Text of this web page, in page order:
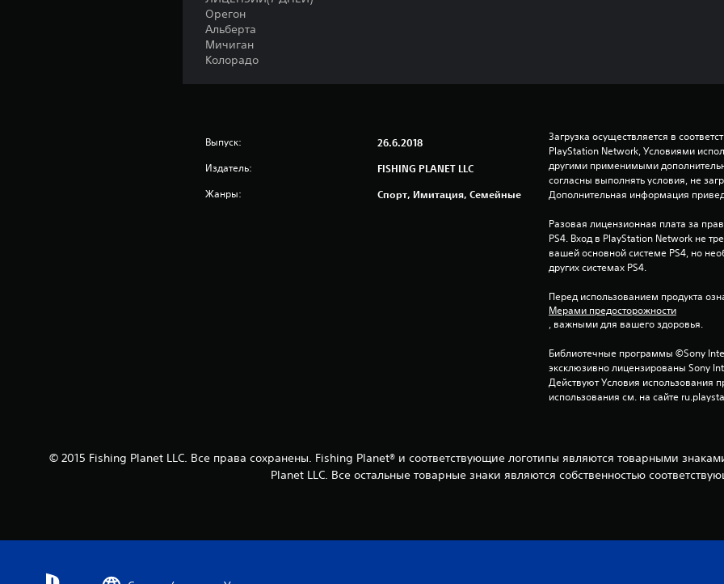
Орегон
Альберта
Мичиган
Колорадо
Выпуск: 26.6.2018
Издатель: FISHING PLANET LLC
Жанры: Спорт, Имитация, Семейные
Загрузка осуществляется в
PlayStation Network, Условиями
другими применимыми
согласны выполнять условия, не
Дополнительная информация
Разовая лицензионная плата за
PS4. Вход в PlayStation Network не
вашей основной системе PS4, но
других системах PS4.
Перед использованием продукта
Мерами предосторожности
, важными для вашего здоровья.
Библиотечные программы ©Sony
эксклюзивно лицензированы Sony
Действуют Условия использования
использования см. на сайте
© 2015 Fishing Planet LLC. Все права сохранены. Fishing Planet® и соответствующие логотипы являются товарными
Planet LLC. Все остальные товарные знаки являются собственностью